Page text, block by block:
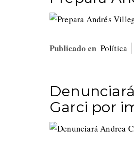
Publicado en Política
Garci por